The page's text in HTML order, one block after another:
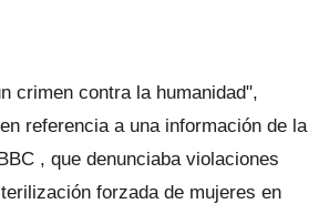
crimen contra la humanidad",
referencia a una información de la
, que denunciaba violaciones
forzada de mujeres en